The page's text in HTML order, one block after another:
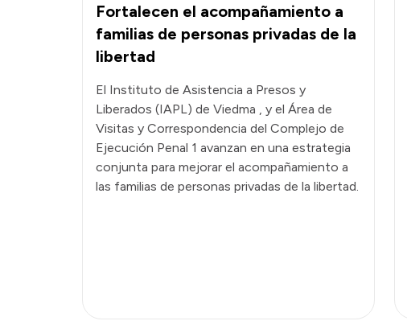
Fortalecen el acompañamiento a
familias de personas privadas de la
libertad
El Instituto de Asistencia a Presos y
Liberados (IAPL) de Viedma , y el Área de
Visitas y Correspondencia del Complejo de
Ejecución Penal 1 avanzan en una estrategia
conjunta para mejorar el acompañamiento a
las familias de personas privadas de la libertad.